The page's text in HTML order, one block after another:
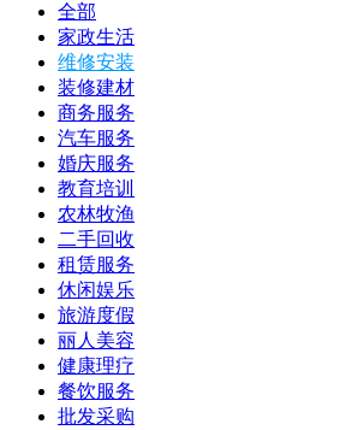
全部
家政生活
维修安装
装修建材
商务服务
汽车服务
婚庆服务
教育培训
农林牧渔
二手回收
租赁服务
休闲娱乐
旅游度假
丽人美容
健康理疗
餐饮服务
批发采购